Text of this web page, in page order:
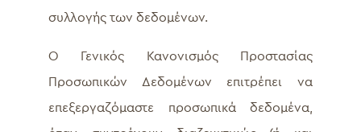
συλλογής των δεδομένων.
Ο Γενικός Κανονισμός Προστασίας
Προσωπικών Δεδομένων επιτρέπει να
επεξεργαζόμαστε προσωπικά δεδομένα,